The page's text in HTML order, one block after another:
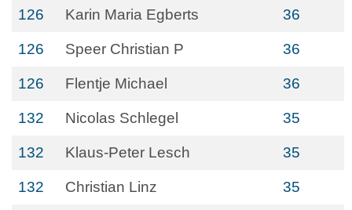
126 Karin Maria Egberts 36
126 Speer Christian P 36
126 Flentje Michael 36
132 Nicolas Schlegel 35
132 Klaus-Peter Lesch 35
132 Christian Linz 35